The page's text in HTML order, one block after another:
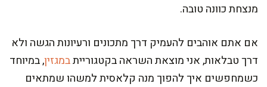
מנצחת כוונה טובה.
אם אתם אוהבים להעמיק דרך מתכונים ורעיונות הגשה ולא
דרך טבלאות, אני מוצאת השראה בקטגורייתבמגזין, במיוחד
כשמחפשים איך להפוך מנה קלאסית למשהו שמתאים